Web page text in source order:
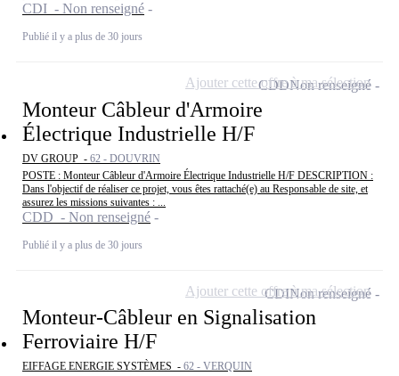
CDI - Non renseigné
Publié il y a plus de 30 jours
Monteur Câbleur d'Armoire
Électrique Industrielle H/F
DV GROUP - 62 - DOUVRIN
POSTE : Monteur Câbleur d'Armoire Électrique Industrielle H/F DESCRIPTION :
Dans l'objectif de réaliser ce projet, vous êtes rattaché(e) au Responsable de site, et
assurez les missions suivantes : ...
CDD - Non renseigné
Publié il y a plus de 30 jours
CDDNon renseigné
Ajouter cette offre à ma sélection
Monteur-Câbleur en Signalisation
Ferroviaire H/F
EIFFAGE ENERGIE SYSTÈMES - 62 - VERQUIN
CDINon renseigné
Ajouter cette offre à ma sélection